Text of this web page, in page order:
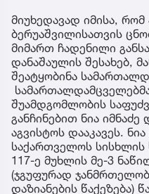
მიუხედავად იმისა, რომ
ბერუაშვილისათვის
მიმართ ჩადენილი
დანაშაულის შესახებ,
შეატყობინა
შუამდგომლობის
განჩინებით ნია იმნაძე
აგვისტოს დააკავეს.
საქართველოს
117-ე მუხლის მე-3
(ჯგუფურად
დაზიანების წაქეზება)